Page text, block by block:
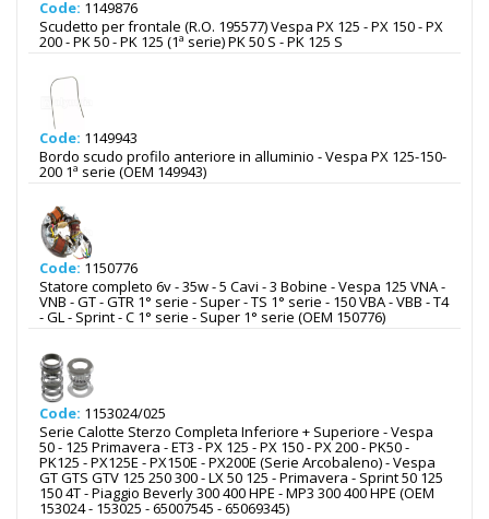
Code: 1149876
Scudetto per frontale (R.O. 195577) Vespa PX 125 - PX 150 - PX
200 - PK 50 - PK 125 (1ª serie) PK 50 S - PK 125 S
Code: 1149943
Bordo scudo profilo anteriore in alluminio - Vespa PX 125-150-
200 1ª serie (OEM 149943)
Code: 1150776
Statore completo 6v - 35w - 5 Cavi - 3 Bobine - Vespa 125 VNA -
VNB - GT - GTR 1° serie - Super - TS 1° serie - 150 VBA - VBB - T4
- GL - Sprint - C 1° serie - Super 1° serie (OEM 150776)
Code: 1153024/025
Serie Calotte Sterzo Completa Inferiore + Superiore - Vespa
50 - 125 Primavera - ET3 - PX 125 - PX 150 - PX 200 - PK50 -
PK125 - PX125E - PX150E - PX200E (Serie Arcobaleno) - Vespa
GT GTS GTV 125 250 300 - LX 50 125 - Primavera - Sprint 50 125
150 4T - Piaggio Beverly 300 400 HPE - MP3 300 400 HPE (OEM
153024 - 153025 - 65007545 - 65069345)